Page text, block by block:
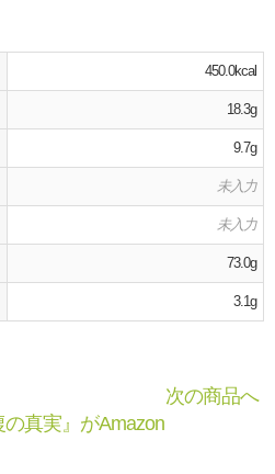
450.0kcal
18.3g
9.7g
未入力
未入力
73.0g
3.1g
次の商品へ
真実』がAmazon